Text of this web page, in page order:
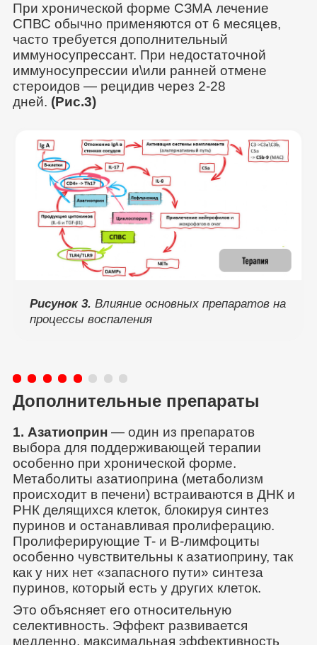
При хронической форме СЗМА лечение
СПВС обычно применяются от 6 месяцев,
часто требуется дополнительный
иммуносупрессант. При недостаточной
иммуносупрессии и\или ранней отмене
стероидов — рецидив через 2-28
дней. (Рис.3)
Рисунок 3. Влияние основных препаратов на
процессы воспаления
Дополнительные препараты
1. Азатиоприн— один из препаратов
выбора для поддерживающей терапии
особенно при хронической форме.
Метаболиты азатиоприна (метаболизм
происходит в печени) встраиваются в ДНК и
РНК делящихся клеток, блокируя синтез
пуринов и останавливая пролиферацию.
Пролиферирующие T- и B-лимфоциты
особенно чувствительны к азатиоприну, так
как у них нет «запасного пути» синтеза
пуринов, который есть у других клеток.
Это объясняет его относительную
селективность. Эффект развивается
медленно, максимальная эффективность